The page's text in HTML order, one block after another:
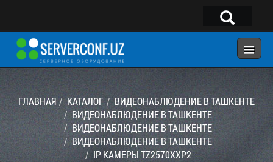
×
ГЛАВНАЯ
КОНФИГУРАТОР
Telegram:@serverconf_uz
Тел: (90) 932-18-00
ГЛАВНАЯ КАТАЛОГ
ВИДЕОНАБЛЮДЕНИЕ В ТАШКЕНТЕ
ВИДЕОНАБЛЮДЕНИЕ В ТАШКЕНТЕ
ВИДЕОНАБЛЮДЕНИЕ В ТАШКЕНТЕ
ВИДЕОНАБЛЮДЕНИЕ В ТАШКЕНТЕ
IP КАМЕРЫ TZ2570XXP2